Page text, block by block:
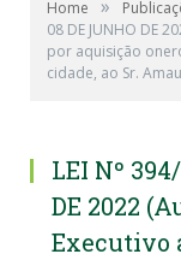
Home »
08 DE JUNHO DE
por aquisição
cidade, ao Sr.
LEI Nº
DE 2022
Executivo